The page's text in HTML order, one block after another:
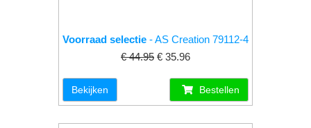
Voorraad selectie - AS Creation 79112-4
€ 44.95 € 35.96
Bekijken Bestellen